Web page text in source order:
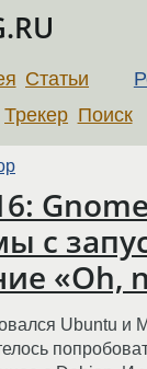
Статьи
Трекер Поиск
с
«Oh,
Ubuntu и